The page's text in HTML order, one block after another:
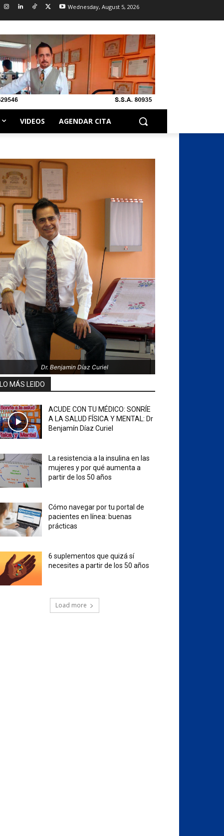
Wednesday, August 5, 2026
VIDEOS AGENDAR CITA
Dr. Benjamin Díaz Curiel
LO MÁS LEIDO
ACUDE CON TU MÉDICO: SONRÍE
A LA SALUD FÍSICA Y MENTAL: Dr
Benjamín Díaz Curiel
La resistencia a la insulina en las
mujeres y por qué aumenta a
partir de los 50 años
Cómo navegar por tu portal de
pacientes en línea: buenas
prácticas
6 suplementos que quizá sí
necesites a partir de los 50 años
Load more